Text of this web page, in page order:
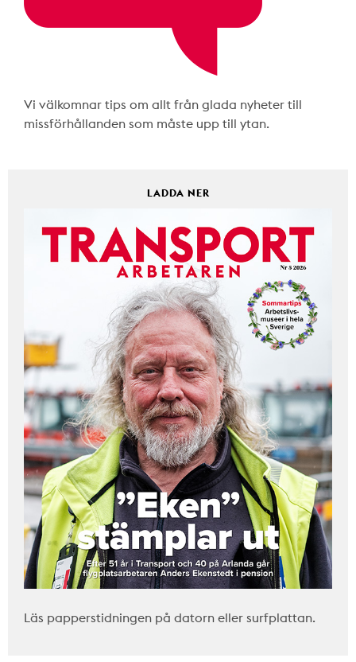
Vi välkomnar tips om allt från glada nyheter till
missförhållanden som måste upp till ytan.
LADDA NER
Läs papperstidningen på datorn eller surfplattan.